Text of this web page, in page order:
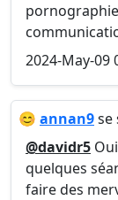
2024-May-09
😊 annan9se
@davidr5
quelques
faire des